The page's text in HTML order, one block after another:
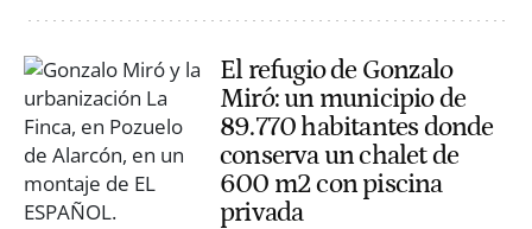
El refugio de Gonzalo
Miró: un municipio de
89.770 habitantes donde
conserva un chalet de
600 m2 con piscina
privada